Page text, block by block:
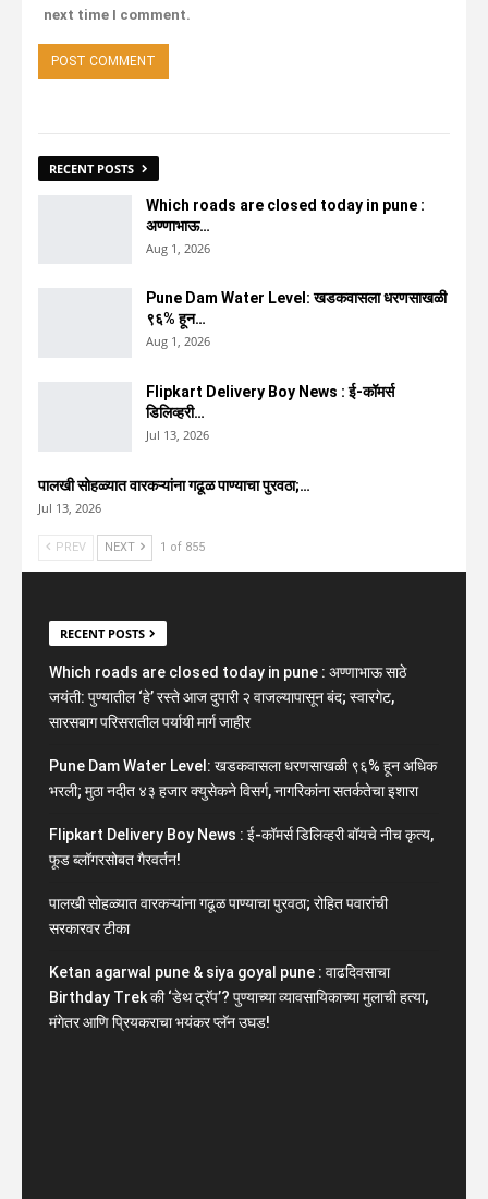
next time I comment.
RECENT POSTS
Which roads are closed today in pune :
अण्णाभाऊ…
Aug 1, 2026
Pune Dam Water Level: खडकवासला धरणसाखळी
९६% हून…
Aug 1, 2026
Flipkart Delivery Boy News : ई-कॉमर्स
डिलिव्हरी…
Jul 13, 2026
पालखी सोहळ्यात वारकऱ्यांना गढूळ पाण्याचा पुरवठा;…
Jul 13, 2026
PREV NEXT 1 of 855
RECENT POSTS
Which roads are closed today in pune : अण्णाभाऊ साठे
जयंती: पुण्यातील ‘हे’ रस्ते आज दुपारी २ वाजल्यापासून बंद; स्वारगेट,
सारसबाग परिसरातील पर्यायी मार्ग जाहीर
Pune Dam Water Level: खडकवासला धरणसाखळी ९६% हून अधिक
भरली; मुठा नदीत ४३ हजार क्युसेकने विसर्ग, नागरिकांना सतर्कतेचा इशारा
Flipkart Delivery Boy News : ई-कॉमर्स डिलिव्हरी बॉयचे नीच कृत्य,
फूड ब्लॉगरसोबत गैरवर्तन!
पालखी सोहळ्यात वारकऱ्यांना गढूळ पाण्याचा पुरवठा; रोहित पवारांची
सरकारवर टीका
Ketan agarwal pune & siya goyal pune : वाढदिवसाचा
Birthday Trek की ‘डेथ ट्रॅप’? पुण्याच्या व्यावसायिकाच्या मुलाची हत्या,
मंगेतर आणि प्रियकराचा भयंकर प्लॅन उघड!